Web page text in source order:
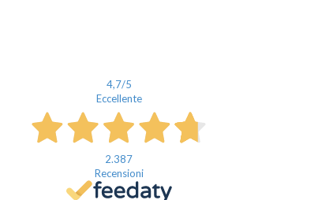
4,7/5
Eccellente
2.387
Recensioni